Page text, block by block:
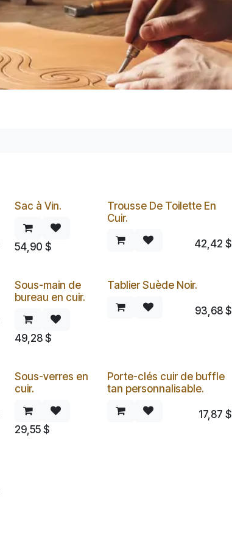
Sac à Vin.
54,90 $
Trousse De Toilette En
Cuir.
42,42 $
Sous-main de
bureau en cuir.
49,28 $
Tablier Suède Noir.
93,68 $
Sous-verres en
cuir.
29,55 $
Porte-clés cuir de buffle
tan personnalisable.
17,87 $